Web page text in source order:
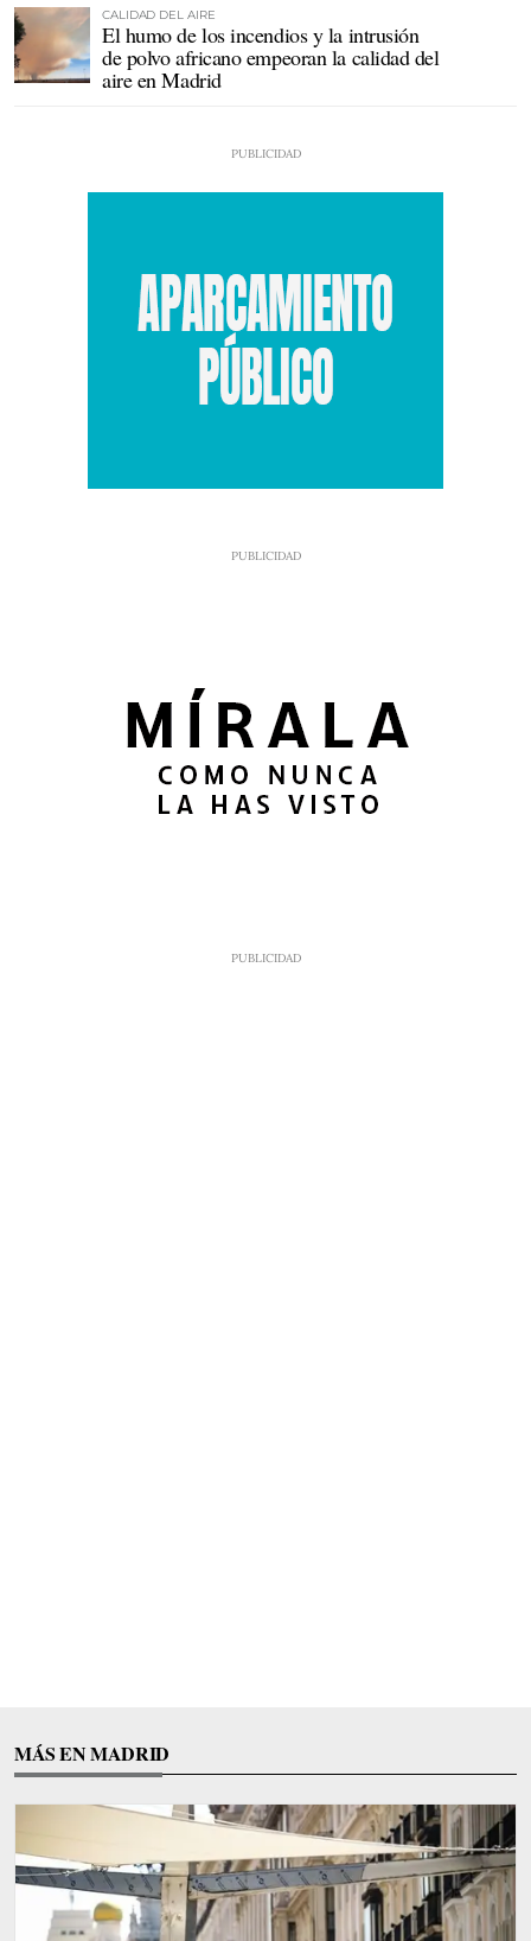
CALIDAD DEL AIRE
El humo de los incendios y la intrusión
de polvo africano empeoran la calidad del
aire en Madrid
MÁS EN MADRID